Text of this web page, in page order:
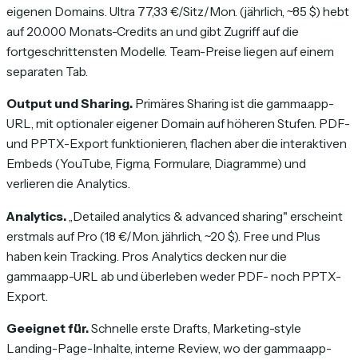
eigenen Domains. Ultra 77,33 €/Sitz/Mon. (jährlich, ~85 $) hebt
auf 20.000 Monats-Credits an und gibt Zugriff auf die
fortgeschrittensten Modelle. Team-Preise liegen auf einem
separaten Tab.
Output und Sharing. Primäres Sharing ist die gamma.app-
URL, mit optionaler eigener Domain auf höheren Stufen. PDF-
und PPTX-Export funktionieren, flachen aber die interaktiven
Embeds (YouTube, Figma, Formulare, Diagramme) und
verlieren die Analytics.
Analytics. „Detailed analytics & advanced sharing" erscheint
erstmals auf Pro (18 €/Mon. jährlich, ~20 $). Free und Plus
haben kein Tracking. Pros Analytics decken nur die
gamma.app-URL ab und überleben weder PDF- noch PPTX-
Export.
Geeignet für.Schnelle erste Drafts, Marketing-style
Landing-Page-Inhalte, interne Review, wo der gamma.app-